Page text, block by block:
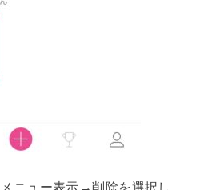
ニュー表示→削除を選択し、